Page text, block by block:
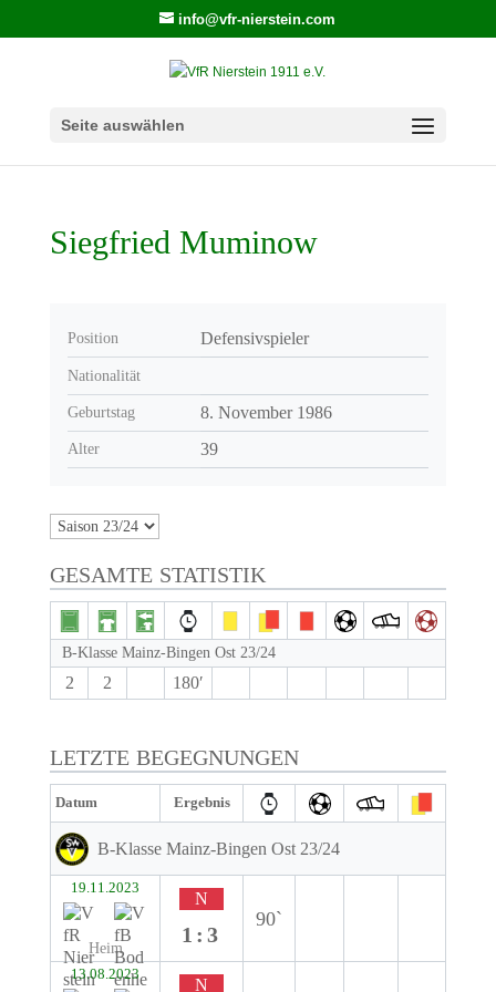
info@vfr-nierstein.com
Seite auswählen
Siegfried Muminow
Position Defensivspieler
Nationalität
Geburtstag 8. November 1986
Alter 39
GESAMTE STATISTIK
B-Klasse Mainz-Bingen Ost 23/24
2 2 180′
LETZTE BEGEGNUNGEN
Datum Ergebnis
B-Klasse Mainz-Bingen Ost 23/24
19.11.2023
Heim
N
1:3
90`
13.08.2023
N